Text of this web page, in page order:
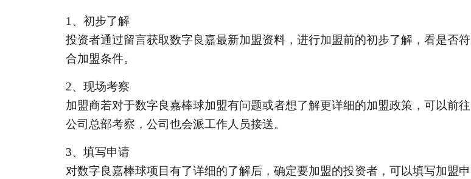
1 、初步了解
投资者通过留言获取数字良嘉最新加盟资料，进行加盟前的初步了解，看是否符
合加盟条件。
2、现场考察
加盟商若对于数字良嘉棒球加盟有问题或者想了解更详细的加盟政策，可以前往
公司总部考察，公司也会派工作人员接送。
3、填写申请
对数字良嘉棒球项目有了详细的了解后，确定要加盟的投资者，可以填写加盟申